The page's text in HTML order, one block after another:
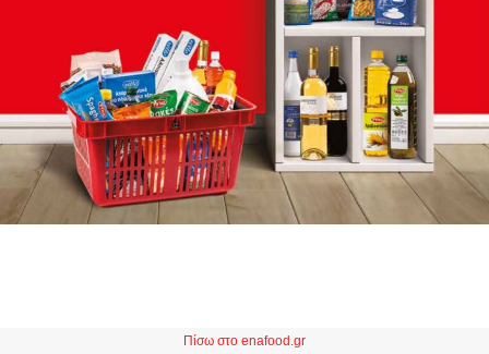
Πίσω στο enafood.gr